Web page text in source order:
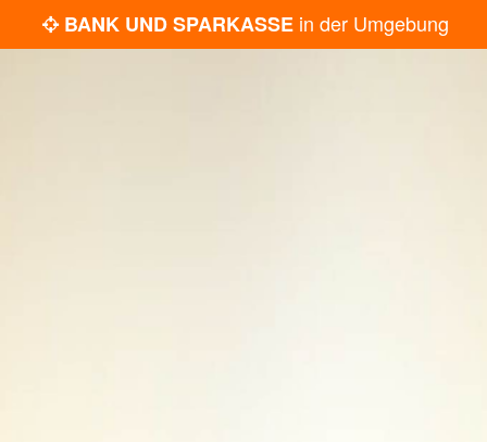
BANK UND SPARKASSE in der Umgebung